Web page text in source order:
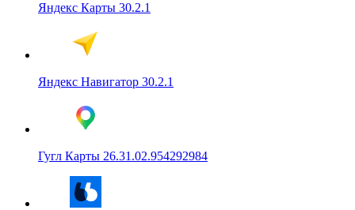
Яндекс Карты 30.2.1
Яндекс Навигатор 30.2.1
Гугл Карты 26.31.02.954292984